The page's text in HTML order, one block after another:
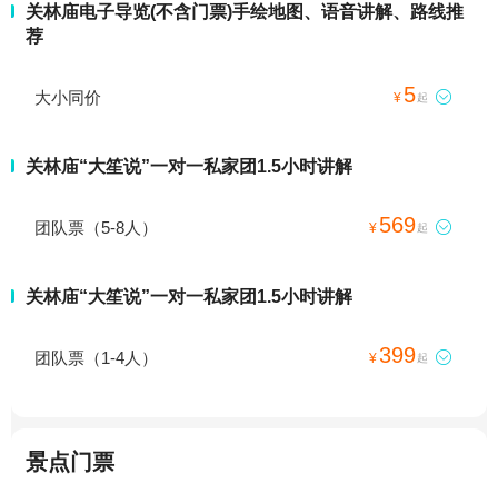
关林庙电子导览(不含门票)手绘地图、语音讲解、路线推
荐
大小同价 ¥ 5起 
关林庙“大笙说”一对一私家团1.5小时讲解
团队票（5-8人） ¥ 569起 
关林庙“大笙说”一对一私家团1.5小时讲解
团队票（1-4人） ¥399起 
景点门票